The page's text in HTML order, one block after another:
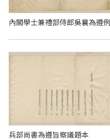
內閣學士兼禮部侍郎吳襄為遵
兵部尚書為遵旨察議題本